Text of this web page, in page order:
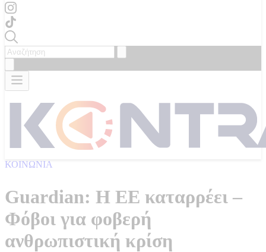
ΚΟΙΝΩΝΙΑ
Guardian: Η ΕΕ καταρρέει –
Φόβοι για φοβερή
ανθρωπιστική κρίση